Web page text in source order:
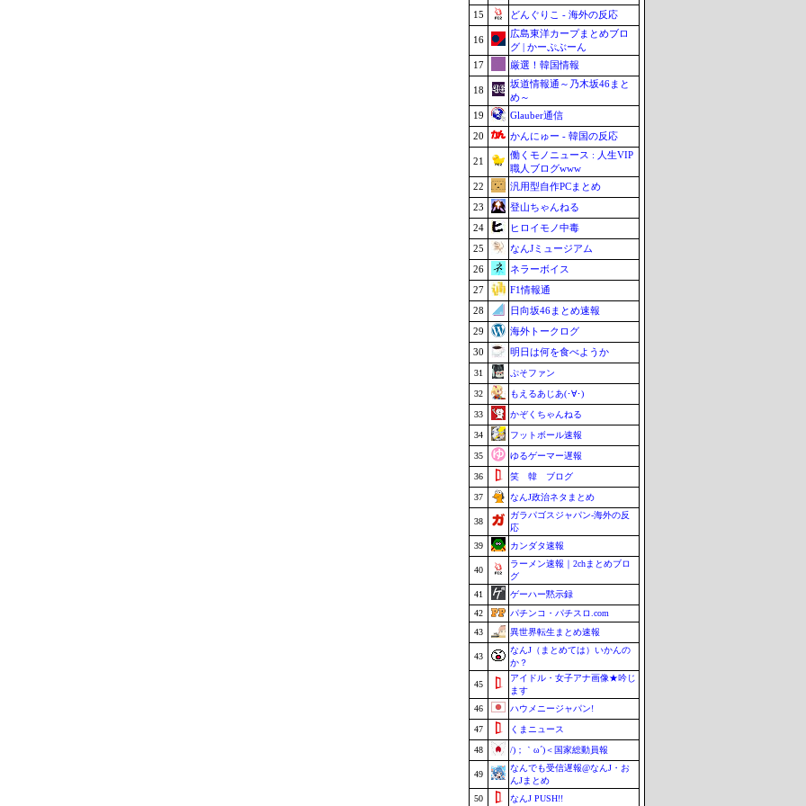
15
どんぐりこ - 海外の反応
16
広島東洋カープまとめブロ
グ | かーぷぶーん
17
厳選！韓国情報
18
坂道情報通～乃木坂46まと
め～
19
Glauber通信
20
かんにゅー - 韓国の反応
21
働くモノニュース : 人生VIP
職人ブログwww
22
汎用型自作PCまとめ
23
登山ちゃんねる
24
ヒロイモノ中毒
25
なんJミュージアム
26
ネラーボイス
27
F1情報通
28
日向坂46まとめ速報
29
海外トークログ
30
明日は何を食べようか
31 ぷそファン
32 もえるあじあ(･∀･)
33 かぞくちゃんねる
34 フットボール速報
35 ゆるゲーマー遅報
36 笑 韓 ブログ
37 なんJ政治ネタまとめ
38
ガラパゴスジャパン-海外の反
応
39
カンダタ速報
40
ラーメン速報｜2chまとめブロ
グ
41
ゲーハー黙示録
42
パチンコ・パチスロ.com
43
異世界転生まとめ速報
43
なんJ（まとめては）いかんの
か？
45
アイドル・女子アナ画像★吟じ
ます
46
ハウメニージャパン!
47 くまニュース
48 /)；｀ω´)＜国家総動員報
49
なんでも受信遅報@なんJ・お
んJまとめ
50
なんJ PUSH!!